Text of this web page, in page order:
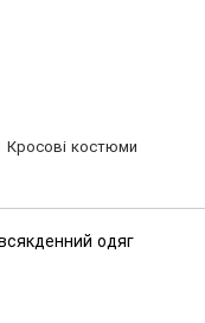
Кросові костюми